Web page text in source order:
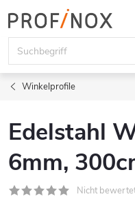
Inhalt
springen
Winkelprofile
Edelstahl
6mm,
Nicht